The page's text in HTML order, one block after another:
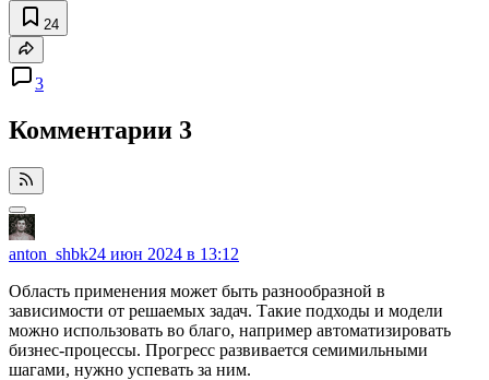
24
3
Комментарии 3
anton_shbk24 июн 2024 в 13:12
Область применения может быть разнообразной в
зависимости от решаемых задач. Такие подходы и модели
можно использовать во благо, например автоматизировать
бизнес-процессы. Прогресс развивается семимильными
шагами, нужно успевать за ним.